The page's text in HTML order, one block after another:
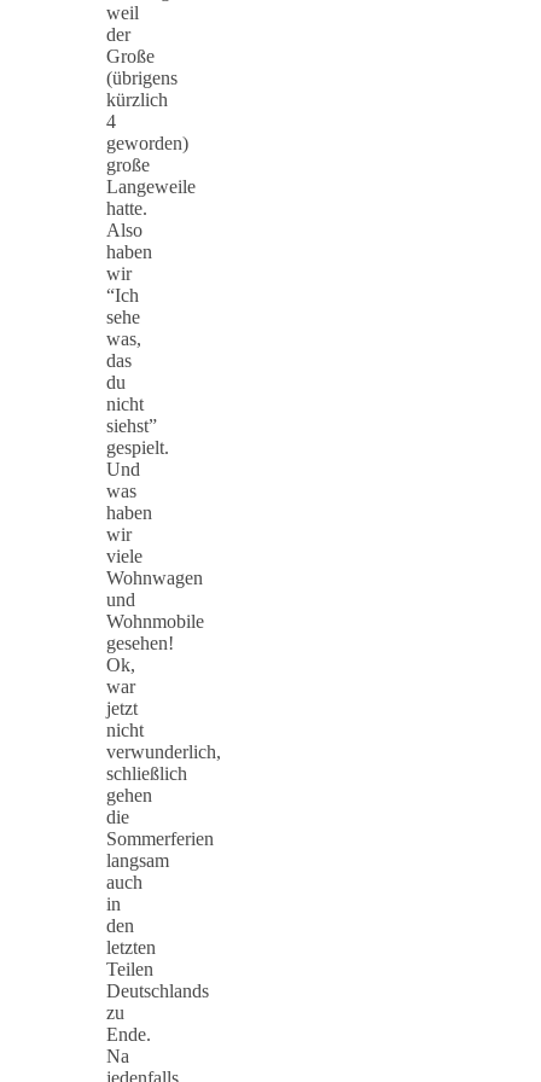
weil
der
Große
(übrigens
kürzlich
4
geworden)
große
Langeweile
hatte.
Also
haben
wir
“Ich
sehe
was,
das
du
nicht
siehst”
gespielt.
Und
was
haben
wir
viele
Wohnwagen
und
Wohnmobile
gesehen!
Ok,
war
jetzt
nicht
verwunderlich,
schließlich
gehen
die
Sommerferien
langsam
auch
in
den
letzten
Teilen
Deutschlands
zu
Ende.
Na
jedenfalls